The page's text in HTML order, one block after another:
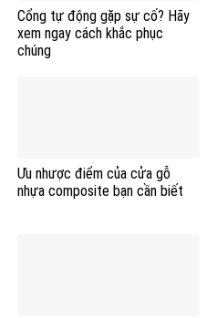
Cổng tự động gặp sự cố? Hãy
xem ngay cách khắc phục
chúng
Ưu nhược điểm của cửa gỗ
nhựa composite bạn cần biết